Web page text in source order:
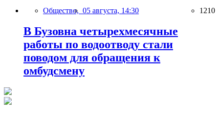
Общество, 05 августа, 14:30 1210
В Бузовна четырехмесячные
работы по водоотводу стали
поводом для обращения к
омбудсмену